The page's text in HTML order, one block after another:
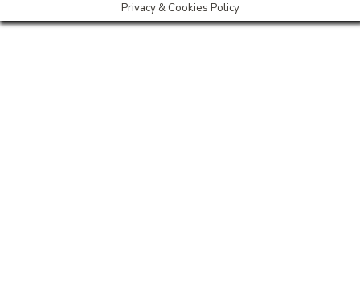
Privacy & Cookies Policy